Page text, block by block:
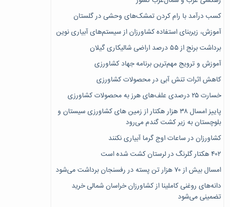
کسب درآمد با رام کردن تمشک‌های وحشی در گلستان
آموزش، زیربنای استفاده کشاورزان از سیستم‌های آبیاری نوین
برداشت برنج از ۵۵ درصد اراضی شالیکاری گیلان
آموزش و ترویج مهم‌ترین برنامه جهاد کشاورزی
کاهش اثرات تنش آبی در محصولات کشاورزی
خسارت ۲۵ درصدی علف‌های هرز به محصولات کشاورزی
پاییز امسال ۳۸ هزار هکتار از زمین های کشاورزی سیستان و
بلوچستان به زیر کشت گندم می‌رود
کشاورزان در ساعات اوج گرما آبیاری نکنند
۴۰۲ هکتار گلرنگ در لرستان کشت شده است
امسال بیش از ۷۰ هزار تن پسته در رفسنجان برداشت می‌شود
دانه‌های روغنی کاملینا از کشاورزان خراسان شمالی خرید
تضمینی می‌شود